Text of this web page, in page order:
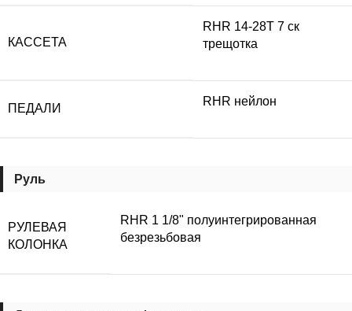
КАССЕТА
RHR 14-28T 7 ск
трещотка
ПЕДАЛИ
RHR нейлон
Руль
РУЛЕВАЯ
КОЛОНКА
RHR 1 1/8" полуинтегрированная
безрезьбовая